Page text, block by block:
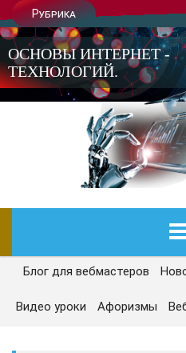
Рубрика
ОСНОВЫ ИНТЕРНЕТ -
ТЕХНОЛОГИЙ.
ГЛАВНАЯ
СЕГОДНЯ
Блог для вебмастеров
Видео уроки Афоризмы